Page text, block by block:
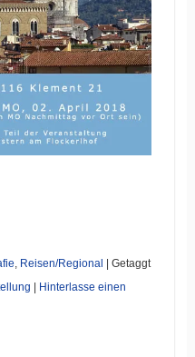
, Reisen/Regional
Getaggt
Hinterlasse einen